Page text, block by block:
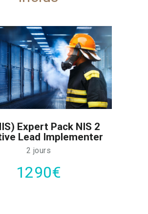
Expert Pack NIS 2
Lead Implementer
2 jours
1290€